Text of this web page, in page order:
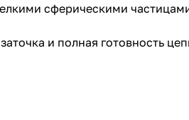
сферическими
и полная готовность